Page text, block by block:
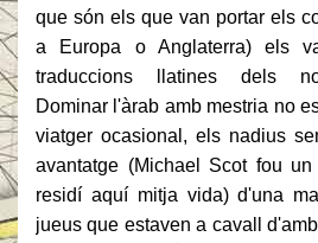
que són els que van portar els
a Europa o Anglaterra) els
traduccions llatines dels
Dominar l'àrab amb mestria no
viatger ocasional, els nadius
avantatge (Michael Scot fou
residí aquí mitja vida) d'una
jueus que estaven a cavall